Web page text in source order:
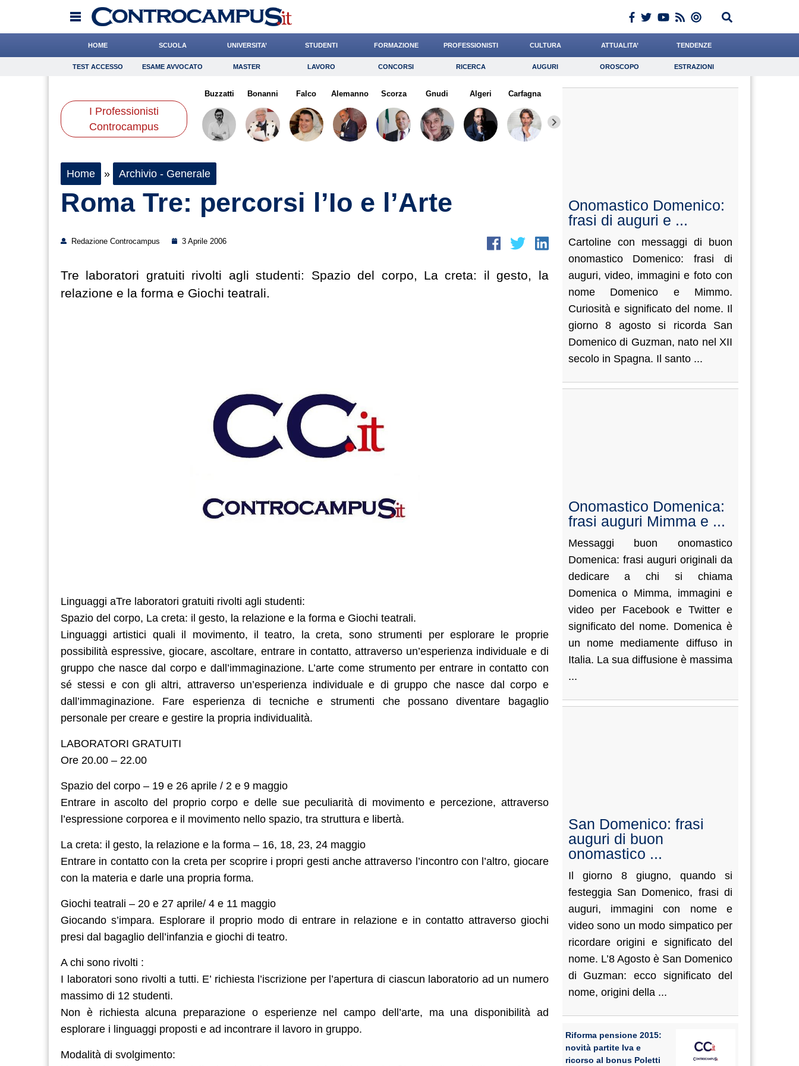
HOME SCUOLA UNIVERSITA’ STUDENTI FORMAZIONE PROFESSIONISTI CULTURA ATTUALITA’ TENDENZE
TEST ACCESSO Esame Avvocato Master Lavoro Concorsi Ricerca Auguri Oroscopo Estrazioni
Consigli Risparmio Diritto Economia Giornalista
Scienze
TEST ACCESSO ESAME AVVOCATO MASTER LAVORO CONCORSI RICERCA AUGURI OROSCOPO ESTRAZIONI
I Professionisti
Controcampus
Buzzatti Bonanni Falco Alemanno Scorza Gnudi Algeri Carfagna
Home » Archivio - Generale
Roma Tre: percorsi l’Io e l’Arte
Redazione Controcampus 3 Aprile 2006
Tre laboratori gratuiti rivolti agli studenti: Spazio del corpo, La creta: il gesto, la
relazione e la forma e Giochi teatrali.
Linguaggi aTre laboratori gratuiti rivolti agli studenti:
Spazio del corpo, La creta: il gesto, la relazione e la forma e Giochi teatrali.
Linguaggi artistici quali il movimento, il teatro, la creta, sono strumenti per esplorare le proprie
possibilità espressive, giocare, ascoltare, entrare in contatto, attraverso un’esperienza individuale e di
gruppo che nasce dal corpo e dall’immaginazione. L’arte come strumento per entrare in contatto con
sé stessi e con gli altri, attraverso un’esperienza individuale e di gruppo che nasce dal corpo e
dall’immaginazione. Fare esperienza di tecniche e strumenti che possano diventare bagaglio
personale per creare e gestire la propria individualità.
LABORATORI GRATUITI
Ore 20.00 – 22.00
Spazio del corpo – 19 e 26 aprile / 2 e 9 maggio
Entrare in ascolto del proprio corpo e delle sue peculiarità di movimento e percezione, attraverso
l’espressione corporea e il movimento nello spazio, tra struttura e libertà.
La creta: il gesto, la relazione e la forma – 16, 18, 23, 24 maggio
Entrare in contatto con la creta per scoprire i propri gesti anche attraverso l’incontro con l’altro, giocare
con la materia e darle una propria forma.
Giochi teatrali – 20 e 27 aprile/ 4 e 11 maggio
Giocando s’impara. Esplorare il proprio modo di entrare in relazione e in contatto attraverso giochi
presi dal bagaglio dell’infanzia e giochi di teatro.
A chi sono rivolti :
I laboratori sono rivolti a tutti. E’ richiesta l’iscrizione per l’apertura di ciascun laboratorio ad un numero
massimo di 12 studenti.
Non è richiesta alcuna preparazione o esperienze nel campo dell’arte, ma una disponibilità ad
esplorare i linguaggi proposti e ad incontrare il lavoro in gruppo.
Modalità di svolgimento:
Onomastico Domenico:
frasi di auguri e ...
Cartoline con messaggi di buon
onomastico Domenico: frasi di
auguri, video, immagini e foto con
nome Domenico e Mimmo.
Curiosità e significato del nome. Il
giorno 8 agosto si ricorda San
Domenico di Guzman, nato nel XII
secolo in Spagna. Il santo ...
Onomastico Domenica:
frasi auguri Mimma e ...
Messaggi buon onomastico
Domenica: frasi auguri originali da
dedicare a chi si chiama
Domenica o Mimma, immagini e
video per Facebook e Twitter e
significato del nome. Domenica è
un nome mediamente diffuso in
Italia. La sua diffusione è massima
...
San Domenico: frasi
auguri di buon
onomastico ...
Il giorno 8 giugno, quando si
festeggia San Domenico, frasi di
auguri, immagini con nome e
video sono un modo simpatico per
ricordare origini e significato del
nome. L’8 Agosto è San Domenico
di Guzman: ecco significato del
nome, origini della ...
Riforma pensione 2015:
novità partite Iva e
ricorso al bonus Poletti